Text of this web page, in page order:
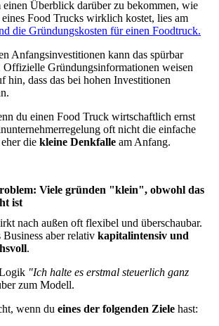
einen Überblick darüber zu bekommen, wie
Food Trucks wirklich kostet, lies am
die Gründungskosten für einen Foodtruck.
Anfangsinvestitionen kann das spürbar
Offizielle Gründungsinformationen weisen
hin, dass das bei hohen Investitionen
du einen Food Truck wirtschaftlich ernst
oft nicht die einfache
die kleine Denkfalle am Anfang.
Viele gründen "klein", obwohl das
ist
nach außen oft flexibel und überschaubar.
aber relativ kapitalintensiv und
.
"Ich halte es erstmal steuerlich ganz
zum Modell.
wenn du eines der folgenden Ziele hast: